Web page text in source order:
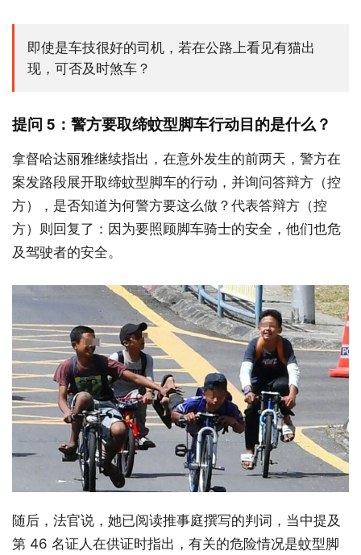
即使是车技很好的司机，若在公路上看见有猫出
现，可否及时煞车？
提问 5：警方要取缔蚊型脚车行动目的是什么？
拿督哈达丽雅继续指出，在意外发生的前两天，警方在
案发路段展开取缔蚊型脚车的行动，并询问答辩方（控
方），是否知道为何警方要这么做？代表答辩方（控
方）则回复了：因为要照顾脚车骑士的安全，他们也危
及驾驶者的安全。
随后，法官说，她已阅读推事庭撰写的判词，当中提及
第 46 名证人在供证时指出，有关的危险情况是蚊型脚